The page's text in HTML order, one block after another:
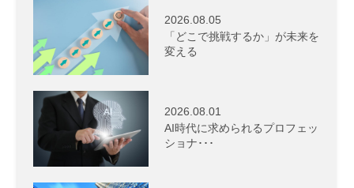
2026.08.05
「どこで挑戦するか」が未来を
変える
2026.08.01
AI時代に求められるプロフェッ
ショナ･･･